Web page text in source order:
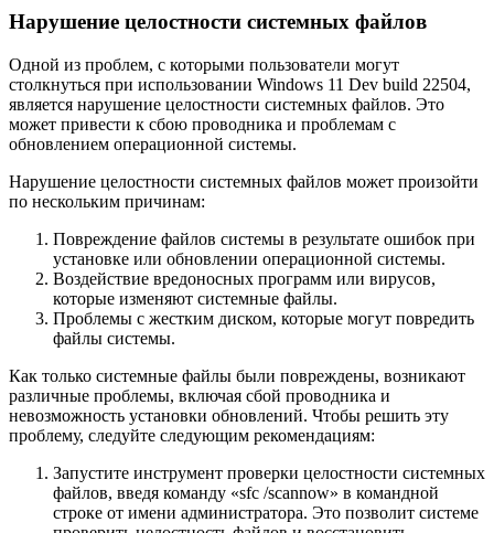
Нарушение целостности системных файлов
Одной из проблем, с которыми пользователи могут
столкнуться при использовании Windows 11 Dev build 22504,
является нарушение целостности системных файлов. Это
может привести к сбою проводника и проблемам с
обновлением операционной системы.
Нарушение целостности системных файлов может произойти
по нескольким причинам:
Повреждение файлов системы в результате ошибок при
установке или обновлении операционной системы.
Воздействие вредоносных программ или вирусов,
которые изменяют системные файлы.
Проблемы с жестким диском, которые могут повредить
файлы системы.
Как только системные файлы были повреждены, возникают
различные проблемы, включая сбой проводника и
невозможность установки обновлений. Чтобы решить эту
проблему, следуйте следующим рекомендациям:
Запустите инструмент проверки целостности системных
файлов, введя команду «sfc /scannow» в командной
строке от имени администратора. Это позволит системе